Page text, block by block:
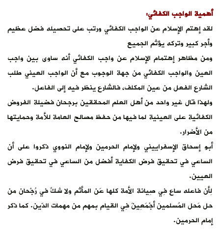
أهمية الواجب الكفائي:
لقد إهتم الإسلام عن الواجب الكفائي ورتب على تحصيله فضل عظيم
وأجر كبير وتركه يؤثم الجميع
ومن مظاهر إهتمام الإسلام عن واجب الكفائي أنه ساوى بين واجب
العين والواجب الكفائي من جهة الوجوب مع أن الواجب العيني طلب
الشارع الفعل من عين المكلف، فالشارع ينظر فيه إلى الفاعل.
ولهذا قال غير واحد من أهل العلم المحققين برجحان فضيلة الفروض
الكفائية على العينية لما فيها من حفظ مصالح العامة للأمة وحمايتها
من الأضرار.
أبو إسحاق الإسفراييني ولإمام الحرمين ولإمام النووي ذكروا على أن
الساعي في تحقيق فرض الكفاية أفضل من الساعي في تحقيق فرض
العيين.
لِأن فاعله ساع فِي صِيانة الأمة كلها عَن المأثم ولا شكّ فِي رُجْحان من
حل مَحل المُسلمين أجْمَعِينَ فِي القيام بمهم من مهمات الدّين. كما ذكر
إمام الحرمين.